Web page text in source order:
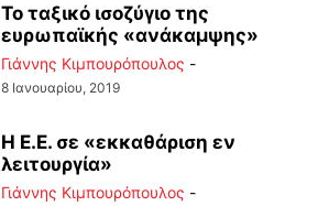
Το ταξικό ισοζύγιο της
ευρωπαϊκής «ανάκαμψης»
Γιάννης Κιμπουρόπουλος -
8 Ιανουαρίου, 2019
Η Ε.Ε. σε «εκκαθάριση εν
λειτουργία»
Γιάννης Κιμπουρόπουλος -